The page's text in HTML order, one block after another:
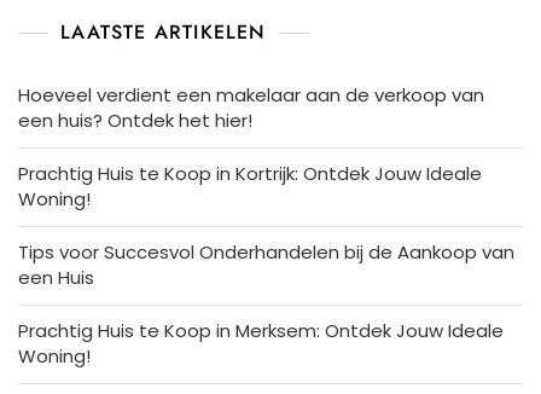
LAATSTE ARTIKELEN
Hoeveel verdient een makelaar aan de verkoop van
een huis? Ontdek het hier!
Prachtig Huis te Koop in Kortrijk: Ontdek Jouw Ideale
Woning!
Tips voor Succesvol Onderhandelen bij de Aankoop van
een Huis
Prachtig Huis te Koop in Merksem: Ontdek Jouw Ideale
Woning!